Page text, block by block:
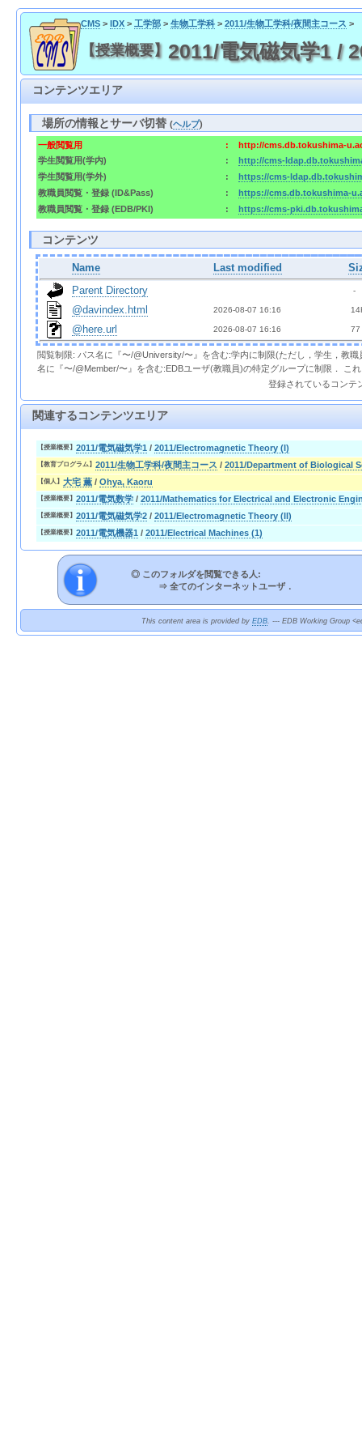
CMS> IDX> 工学部> 生物工学科> 2011/生物工学科/夜間主コース >
【授業概要】 2011/電気磁気学1 /
コンテンツエリア
場所の情報とサーバ切替(ヘルプ)
一般閲覧用 :
http://cms.db.tokushima-
学生閲覧用(学内)
:
http://cms-
学生閲覧用(学外)
:
https://cms-
教職員閲覧・登録 (ID&Pass)
:
https://cms.db.tokushima-
教職員閲覧・登録 (EDB/PKI)
: https://cms-
コンテンツ
Name Last modified
Parent Directory
  -
@davindex.html 2026-08-07 16:16
@here.url 2026-08-07 16:16 77
閲覧制限: パス名に『〜/@University/〜』を含む:学内に制限(ただし，学生，教
名に『〜/@Member/〜』を含む:EDBユーザ(教職員)の特定グループに制限． こ
登録されているコンテ
関連するコンテンツエリア
【授業概要】 2011/電気磁気学1 / 2011/Electromagnetic Theory (I)
【教育プログラム】 2011/生物工学科/夜間主コース / 2011/Department of Biological
【個人】 大宅 薫 / Ohya, Kaoru
【授業概要】 2011/電気数学 / 2011/Mathematics for Electrical and Electronic
【授業概要】 2011/電気磁気学2 / 2011/Electromagnetic Theory (II)
【授業概要】 2011/電気機器1 / 2011/Electrical Machines (1)
◎ このフォルダを閲覧できる人:
⇒ 全てのインターネットユーザ．
This content area is provided by EDB. --- EDB Working Group